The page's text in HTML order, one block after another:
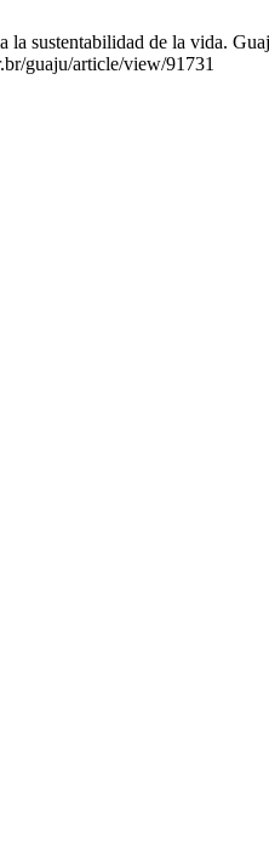
sustentabilidad de la vida.
guaju/article/view/91731